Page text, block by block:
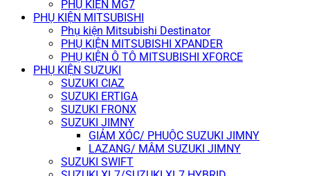
PHỤ KIỆN MG7
PHỤ KIỆN MITSUBISHI
Phụ kiện Mitsubishi Destinator
PHỤ KIỆN MITSUBISHI XPANDER
PHỤ KIỆN Ô TÔ MITSUBISHI XFORCE
PHỤ KIỆN SUZUKI
SUZUKI CIAZ
SUZUKI ERTIGA
SUZUKI FRONX
SUZUKI JIMNY
GIẢM XÓC/ PHUỘC SUZUKI JIMNY
LAZANG/ MÂM SUZUKI JIMNY
SUZUKI SWIFT